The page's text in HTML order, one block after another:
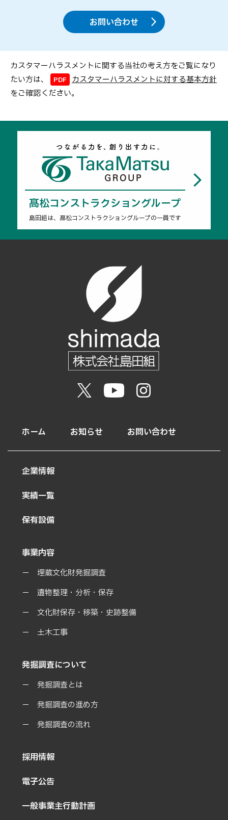
お問い合わせ
カスタマーハラスメントに関する当社の考え方をご覧になり
たい方は、
カスタマーハラスメントに対する基本方針
をご確認ください。
髙松コンストラクショングループ
島田組は、髙松コンストラクショングループの一員です
ホーム お知らせ お問い合わせ
企業情報
実績一覧
保有設備
事業内容
埋蔵文化財発掘調査
遺物整理・分析・保存
文化財保存・移築・史跡整備
土木工事
発掘調査について
発掘調査とは
発掘調査の進め方
発掘調査の流れ
採用情報
電子公告
一般事業主行動計画